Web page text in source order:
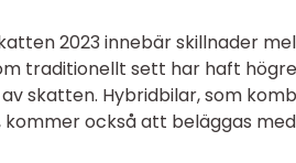
2023 innebär skillnader
traditionellt sett har haft
skatten. Hybridbilar, som
också att beläggas